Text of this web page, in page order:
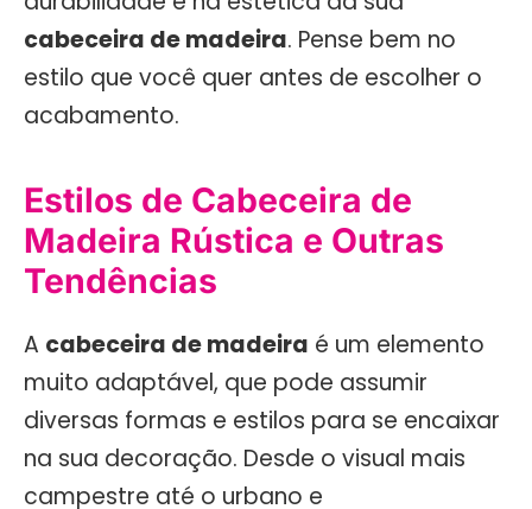
cabeceira de madeira. Pense bem no
estilo que você quer antes de escolher o
acabamento.
Estilos de Cabeceira de
Madeira Rústica e Outras
Tendências
A cabeceira de madeira é um elemento
muito adaptável, que pode assumir
diversas formas e estilos para se encaixar
na sua decoração. Desde o visual mais
campestre até o urbano e